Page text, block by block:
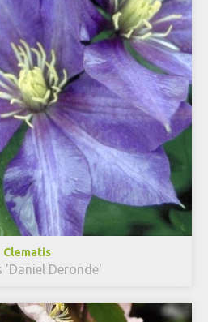
Clematis
'Daniel Deronde'